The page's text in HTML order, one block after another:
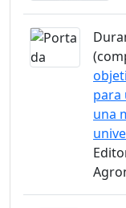
para
una